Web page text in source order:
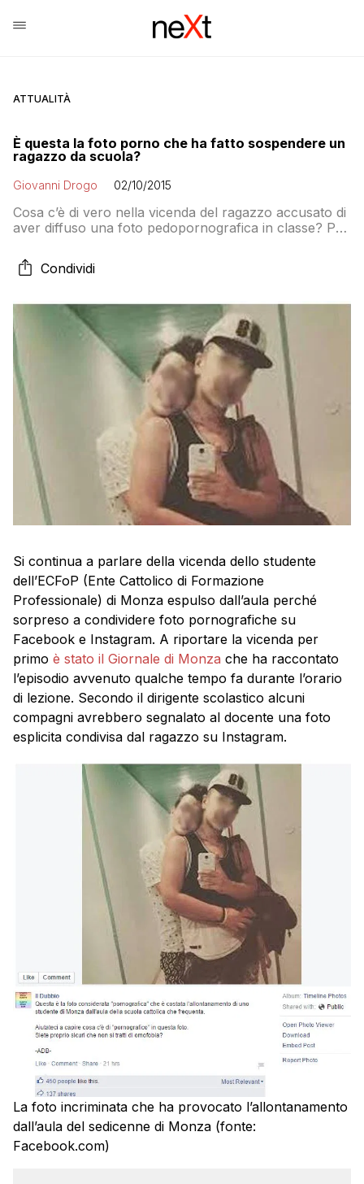
ATTUALITÀ
È questa la foto porno che ha fatto sospendere un
ragazzo da scuola?
Giovanni Drogo 02/10/2015
Cosa c’è di vero nella vicenda del ragazzo accusato di
aver diffuso una foto pedopornografica in classe? Per
per i compagni invece in realtà il motivo era che era
ubriaco. Ma a ben guardare la foto si vede dell’altro.
Condividi
Si continua a parlare della vicenda dello studente
dell’ECFoP (Ente Cattolico di Formazione
Professionale) di Monza espulso dall’aula perché
sorpreso a condividere foto pornografiche su
Facebook e Instagram. A riportare la vicenda per
primo è stato il Giornale di Monza che ha raccontato
l’episodio avvenuto qualche tempo fa durante l’orario
di lezione. Secondo il dirigente scolastico alcuni
compagni avrebbero segnalato al docente una foto
esplicita condivisa dal ragazzo su Instagram.
La foto incriminata che ha provocato l’allontanamento
dall’aula del sedicenne di Monza (fonte:
Facebook.com)